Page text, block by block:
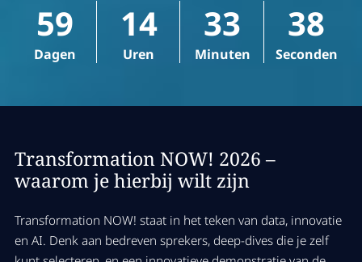
59
Dagen
14
Uren
33
Minuten
38
Seconden
Transformation NOW! 2026 –
waarom je hierbij wilt zijn
Transformation NOW! staat in het teken van data, innovatie
en AI. Denk aan bedreven sprekers, deep-dives die je zelf